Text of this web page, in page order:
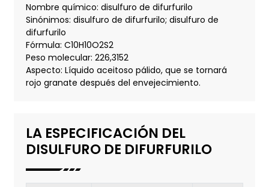
Nombre químico: disulfuro de difurfurilo
Sinónimos: disulfuro de difurfurilo; disulfuro de
difurfurilo
Fórmula: C10H10O2S2
Peso molecular: 226,3152
Aspecto: Líquido aceitoso pálido, que se tornará
rojo granate después del envejecimiento.
LA ESPECIFICACIÓN DEL
DISULFURO DE DIFURFURILO